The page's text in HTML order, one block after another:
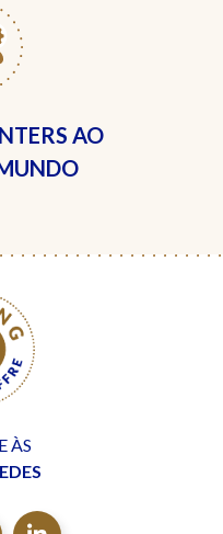
AO
ÀS